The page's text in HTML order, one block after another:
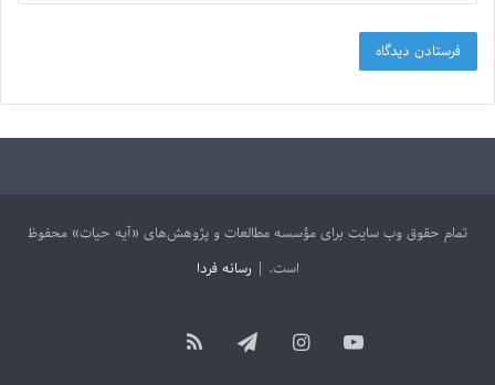
تمام حقوق وب سایت برای مؤسسه مطالعات و پژوهش‌های «آیه حیات» محفوظ
است. | رسانه فردا
یوتیوباینستاگرامتلگرامخوراک